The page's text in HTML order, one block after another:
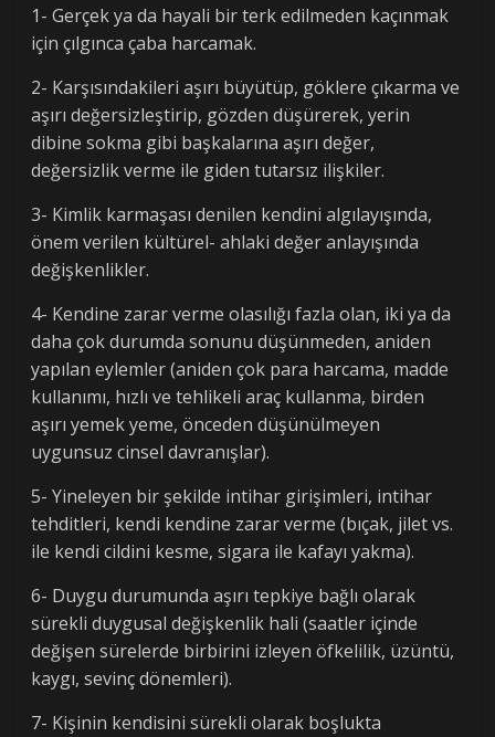
1- Gerçek ya da hayali bir terk edilmeden kaçınmak
için çılgınca çaba harcamak.
2- Karşısındakileri aşırı büyütüp, göklere çıkarma ve
aşırı değersizleştirip, gözden düşürerek, yerin
dibine sokma gibi başkalarına aşırı değer,
değersizlik verme ile giden tutarsız ilişkiler.
3- Kimlik karmaşası denilen kendini algılayışında,
önem verilen kültürel- ahlaki değer anlayışında
değişkenlikler.
4- Kendine zarar verme olasılığı fazla olan, iki ya da
daha çok durumda sonunu düşünmeden, aniden
yapılan eylemler (aniden çok para harcama, madde
kullanımı, hızlı ve tehlikeli araç kullanma, birden
aşırı yemek yeme, önceden düşünülmeyen
uygunsuz cinsel davranışlar).
5- Yineleyen bir şekilde intihar girişimleri, intihar
tehditleri, kendi kendine zarar verme (bıçak, jilet vs.
ile kendi cildini kesme, sigara ile kafayı yakma).
6- Duygu durumunda aşırı tepkiye bağlı olarak
sürekli duygusal değişkenlik hali (saatler içinde
değişen sürelerde birbirini izleyen öfkelilik, üzüntü,
kaygı, sevinç dönemleri).
7- Kişinin kendisini sürekli olarak boşlukta